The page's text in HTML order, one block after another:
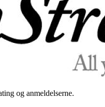
og anmeldelserne.